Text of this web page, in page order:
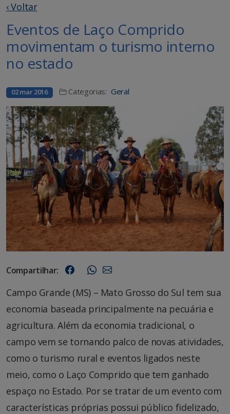
‹ Voltar
Eventos de Laço Comprido
movimentam o turismo interno
no estado
02 mar 2016 Categorias: Geral
Compartilhar:
Campo Grande (MS) – Mato Grosso do Sul tem sua
economia baseada principalmente na pecuária e
agricultura. Além da economia tradicional, o
campo vem se tornando palco de novas atividades,
como o turismo rural e eventos ligados neste
meio, como o Laço Comprido que tem ganhado
espaço no Estado. Por se tratar de um evento com
características próprias possui público fidelizado,